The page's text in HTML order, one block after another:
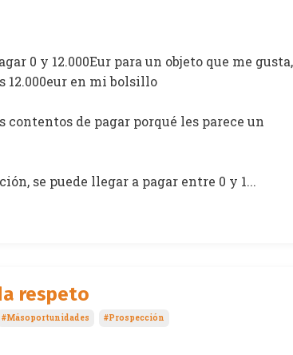
0 y 12.000Eur para un objeto que me gusta,
12.000eur en mi bolsillo
contentos de pagar porqué les parece un
se puede llegar a pagar entre 0 y 1...
respeto
#másoportunidades #prospección